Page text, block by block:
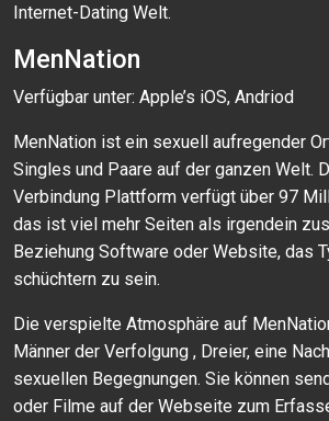
Internet-Dating Welt.
MenNation
Verfügbar unter: Apple’s iOS, Andriod
MenNation ist ein sexuell aufregender
Singles und Paare auf der ganzen Welt.
Verbindung Plattform verfügt über 97
das ist viel mehr Seiten als irgendein
Beziehung Software oder Website, das
schüchtern zu sein.
Die verspielte Atmosphäre auf
Männer der Verfolgung , Dreier, eine
sexuellen Begegnungen. Sie können
oder Filme auf der Webseite zum